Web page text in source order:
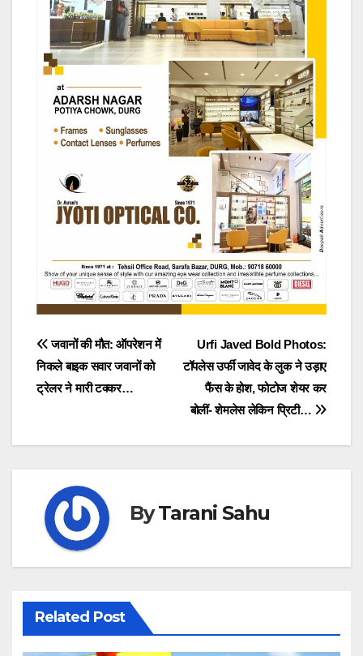
Post
navigation
Urfi Javed Bold Photos:
टॉपलेस उर्फी जावेद के लुक ने उड़ाए
फैंस के होश, फोटोज शेयर कर
बोलीं- शेमलेस लेकिन प्रिटी…
जवानों की मौत: ऑपरेशन में
निकले बाइक सवार जवानों को
ट्रेलर ने मारी टक्कर…
ByTarani Sahu
Related Post